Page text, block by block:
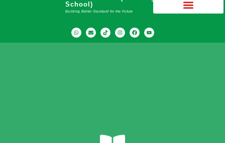
School)
Building Better Standard for the Future